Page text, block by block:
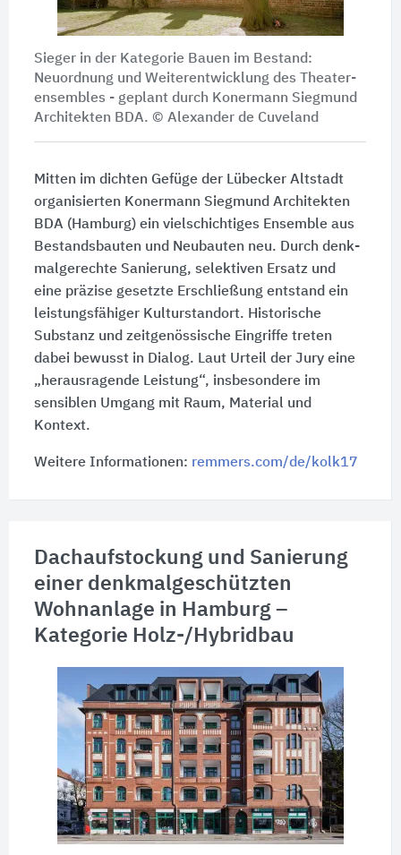
Sieger in der Kategorie Bauen im Bestand:
Neuordnung und Weiter­entwicklung des Theater­
ensembles - geplant durch Konermann Siegmund
Architekten BDA. © Alexander de Cuveland
Mitten im dichten Gefüge der Lübecker Altstadt
organisierten Konermann Siegmund Architekten
BDA (Hamburg) ein vielschichtiges Ensemble aus
Bestands­bauten und Neubauten neu. Durch denk­
mal­gerechte Sanierung, selektiven Ersatz und
eine präzise gesetzte Erschließung entstand ein
leistungs­fähiger Kultur­standort. Historische
Substanz und zeitgenössische Eingriffe treten
dabei bewusst in Dialog. Laut Urteil der Jury eine
„herausragende Leistung“, insbesondere im
sensiblen Umgang mit Raum, Material und
Kontext.
Weitere Informationen: remmers.com/de/kolk17
Dachaufstockung und Sanierung
einer denkmalgeschützten
Wohnanlage in Hamburg –
Kategorie Holz-/Hybridbau